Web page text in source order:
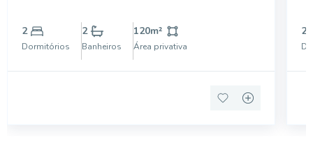
social e 1 na área externa, sala, cozinha grande..
Possui também área externa com cozinha e um
2
Dormitórios
2
Banheiros
120m²
Área privativa
2